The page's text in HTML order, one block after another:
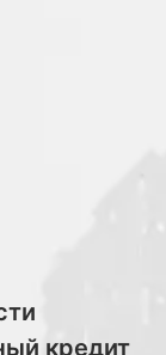
кредит